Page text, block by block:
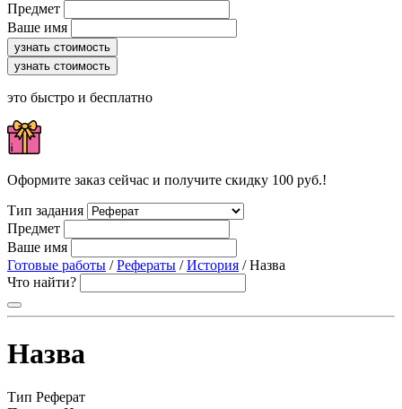
Предмет
Ваше имя
узнать стоимость
узнать стоимость
это быстро и бесплатно
Оформите заказ сейчас и получите скидку 100 руб.!
Тип задания
Предмет
Ваше имя
Готовые работы /Рефераты /История / Назва
Что найти?
Назва
Тип Реферат